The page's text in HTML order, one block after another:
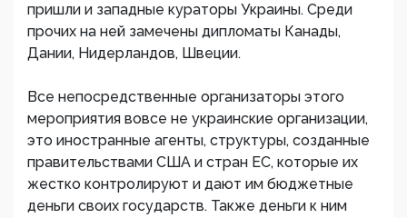
пришли и западные кураторы Украины. Среди
прочих на ней замечены дипломаты Канады,
Дании, Нидерландов, Швеции.
Все непосредственные организаторы этого
мероприятия вовсе не украинские организации,
это иностранные агенты, структуры, созданные
правительствами США и стран ЕС, которые их
жестко контролируют и дают им бюджетные
деньги своих государств. Также деньги к ним